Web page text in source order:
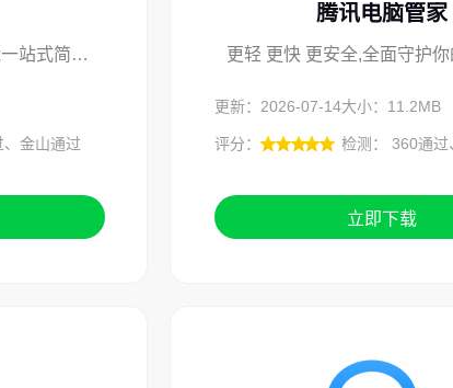
极速简洁的页面与框架,AI功能一站式简单用
金山通过
腾讯电脑管家
更轻 更快 更安全,全面守护
更新：2026-07-14大小：11.2MB
评分： 检测： 360通过
立即下载